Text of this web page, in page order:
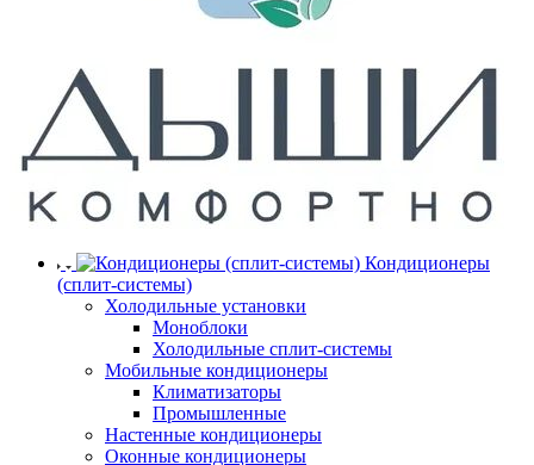
Кондиционеры
(сплит-системы)
Холодильные установки
Моноблоки
Холодильные сплит-системы
Мобильные кондиционеры
Климатизаторы
Промышленные
Настенные кондиционеры
Оконные кондиционеры